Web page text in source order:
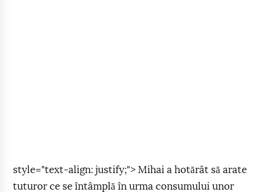
style="text-align: justify;"> Mihai a hotărât să arate
tuturor ce se întâmplă în urma consumului unor